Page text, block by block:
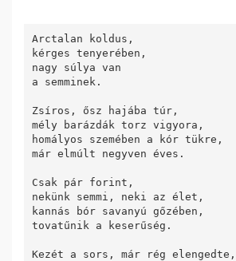
Arctalan koldus,
kérges tenyerében,
nagy súlya van
a semminek.
Zsíros, ősz hajába túr,
mély barázdák torz vigyora,
homályos szemében a kór tükre,
már elmúlt negyven éves.
Csak pár forint,
nekünk semmi, neki az élet,
kannás bór savanyú gőzében,
tovatűnik a keserűség.
Kezét a sors, már rég elengedte,